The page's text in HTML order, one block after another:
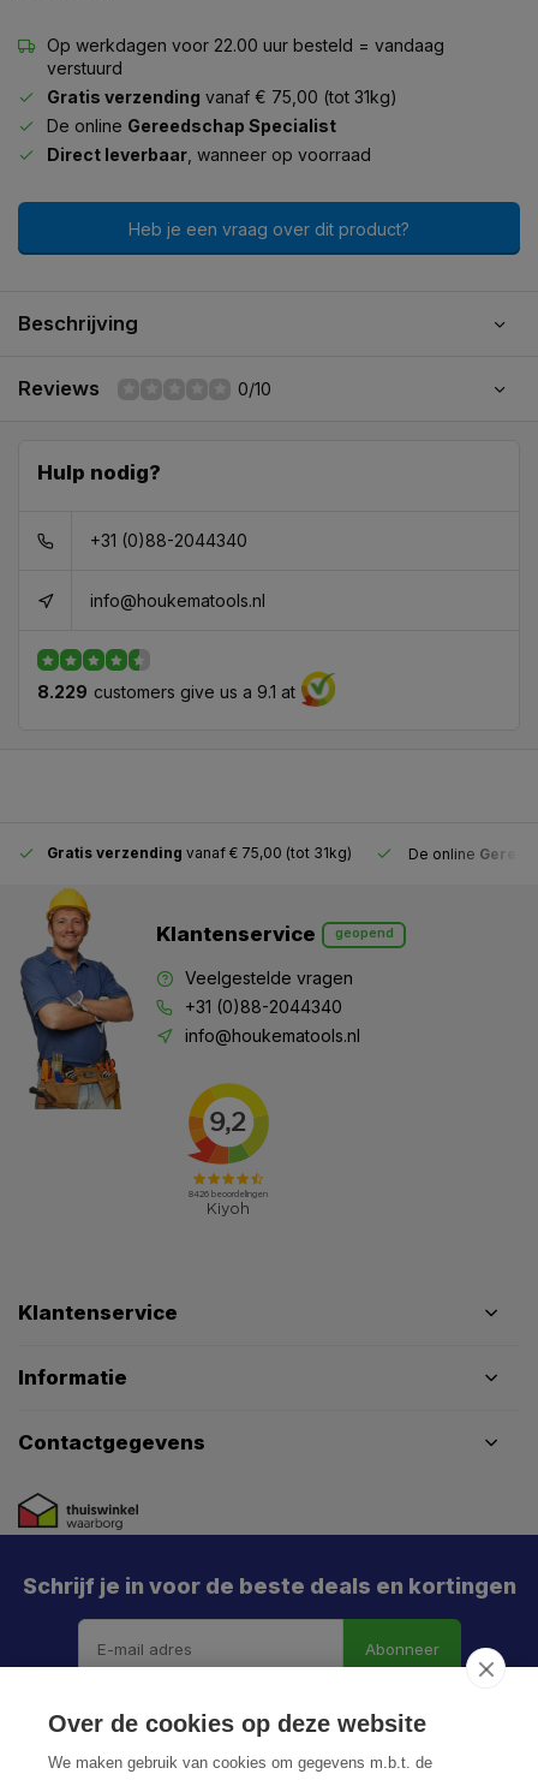
Op werkdagen voor 22.00 uur besteld = vandaag
verstuurd
Gratis verzending vanaf € 75,00 (tot 31kg)
De online Gereedschap Specialist
Direct leverbaar , wanneer op voorraad
Heb je een vraag over dit product?
Beschrijving
Reviews 0/10
Hulp nodig?
+31 (0)88-2044340
info@houkematools.nl
8.229 customers give us a 9.1 at
Gratis verzending vanaf € 75,00 (tot 31kg) De online
Klantenservice geopend
Veelgestelde vragen
+31 (0)88-2044340
info@houkematools.nl
Klantenservice
Informatie
Contactgegevens
Schrijf je in voor de beste deals en kortingen
Abonneer
Over de cookies op deze website
We maken gebruik van cookies om gegevens m.b.t. de
Meld je aan en mis geen enkele actie, aanbieding
of nieuwe deal meer. Én je krijgt direct €5 korting!